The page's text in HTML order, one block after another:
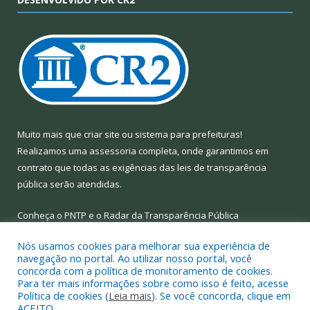
Muito mais que criar site ou sistema para prefeituras!
Realizamos uma assessoria completa, onde garantimos em
contrato que todas as exigências das leis de transparência
pública serão atendidas.
Conheça o PNTP e o Radar da Transparência Pública
Todos os direitos reservados a Prefeitura Municipal de Limoeiro
do Ajuru.
Nós usamos cookies para melhorar sua experiência de
navegação no portal. Ao utilizar nosso portal, você
concorda com a política de monitoramento de cookies.
Para ter mais informações sobre como isso é feito, acesse
Política de cookies (Leia mais). Se você concorda, clique em